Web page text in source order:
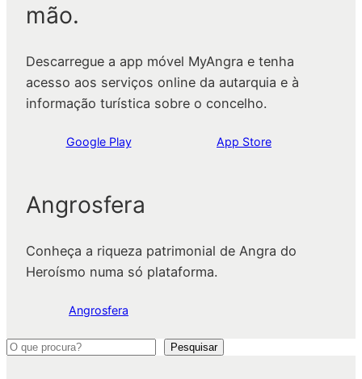
mão.
Descarregue a app móvel MyAngra e tenha
acesso aos serviços online da autarquia e à
informação turística sobre o concelho.
Google Play App Store
Angrosfera
Conheça a riqueza patrimonial de Angra do
Heroísmo numa só plataforma.
Angrosfera
P
Pesquisar